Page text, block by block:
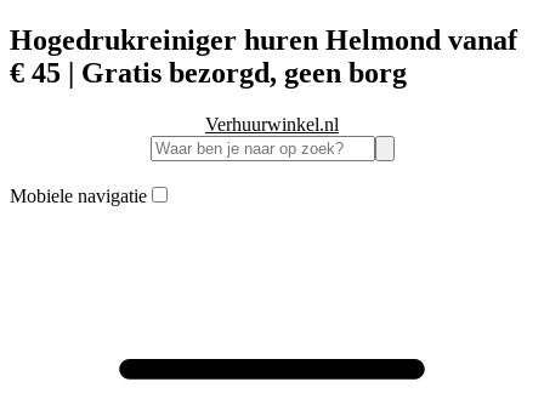
Hogedrukreiniger huren Helmond vanaf
€ 45 | Gratis bezorgd, geen borg
Verhuurwinkel.nl
Mobiele navigatie